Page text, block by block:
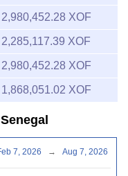
2,980,452.28 XOF
2,285,117.39 XOF
2,980,452.28 XOF
1,868,051.02 XOF
Feb 7, 2026 → Aug 7, 2026